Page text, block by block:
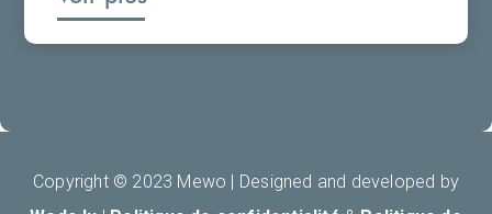
Copyright © 2023 Mewo | Designed and developed by